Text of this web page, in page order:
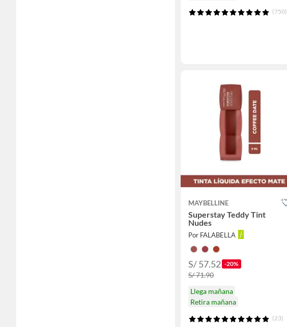
(750)
MAYBELLINE
Superstay Teddy Tint
Nudes
Por FALABELLA
S/ 57.52 -20%
S/ 71.90
Llega mañana
Retira mañana
(23)